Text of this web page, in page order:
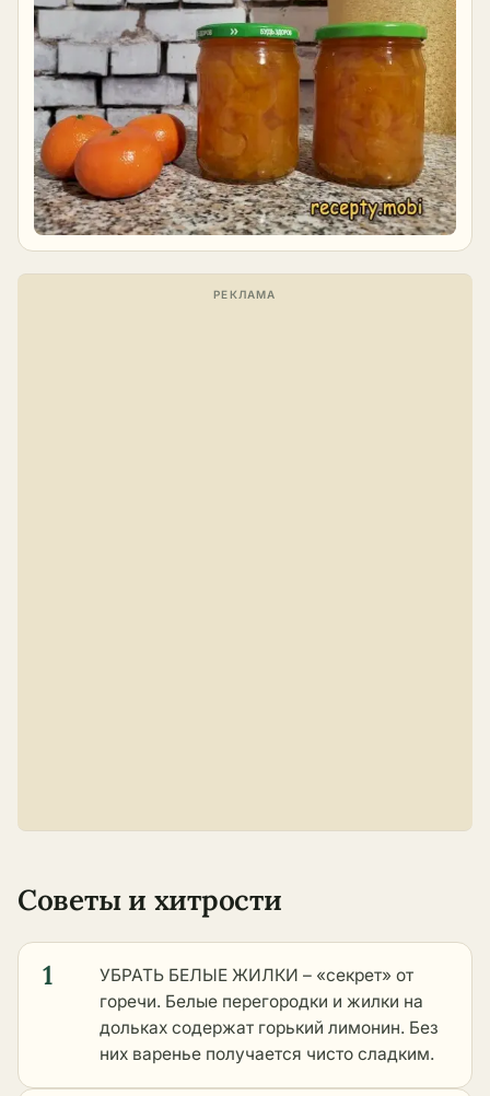
Советы и хитрости
1
УБРАТЬ БЕЛЫЕ ЖИЛКИ – «секрет» от
горечи. Белые перегородки и жилки на
дольках содержат горький лимонин. Без
них варенье получается чисто сладким.